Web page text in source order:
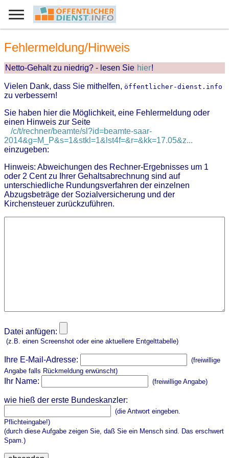
Fehlermeldung/Hinweis
Netto-Gehalt zu niedrig? - lesen Sie hier!
Vielen Dank, dass Sie mithelfen, öffentlicher-dienst.info
zu verbessern!
Sie haben hier die Möglichkeit, eine Fehlermeldung oder
einen Hinweis zur Seite
/c/t/rechner/beamte/sl?id=beamte-saar-
2014&g=M_P&s=1&stkl=1&lst4f=&r=&kk=17.05&z...
einzugeben:
Hinweis: Abweichungen des Rechner-Ergebnisses um 1
oder 2 Cent zu Ihrer Gehaltsabrechnung sind auf
unterschiedliche Rundungsverfahren der einzelnen
Abzugsbeträge der Sozialversicherung und der
Kirchensteuer zurückzuführen.
Datei anfügen:
(z.B. einen Screenshot oder eine aktuellere Entgelttabelle)
Ihre E-Mail-Adresse:
(freiwillige
Angabe falls Rückmeldung erwünscht)
Ihr Name: (freiwillige Angabe)
wie hieß der erste Bundeskanzler:
(die Antwort eingeben.
Pflichteingabe!)
(durch diese Aufgabe zeigen Sie, daß Sie ein Mensch sind. Das erschwert
Spam.)